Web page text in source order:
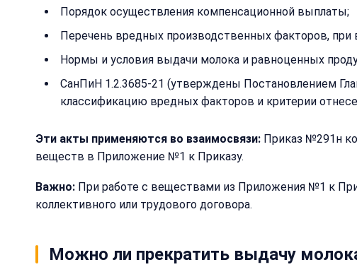
Порядок осуществления компенсационной выплаты;
Перечень вредных производственных факторов,
Нормы и условия выдачи молока и равноценных
СанПиН 1.2.3685-21 (утверждены Постановлением
классификацию вредных факторов и критерии
Эти акты применяются во взаимосвязи: Приказ №291н
веществ в Приложение №1 к Приказу.
Важно: При работе с веществами из Приложения №1 к
коллективного или трудового договора.
Можно ли прекратить выдачу